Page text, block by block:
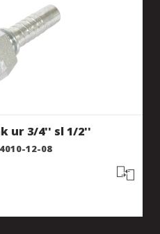
ur 3/4'' sl 1/2''
4010-12-08